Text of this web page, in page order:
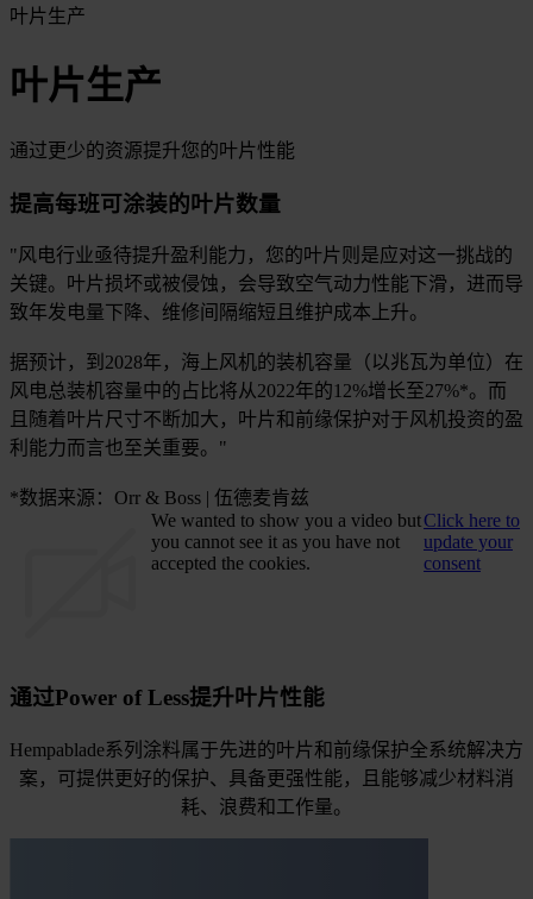
叶片生产
叶片生产
通过更少的资源提升您的叶片性能
提高每班可涂装的叶片数量
"风电行业亟待提升盈利能力，您的叶片则是应对这一挑战的
关键。叶片损坏或被侵蚀，会导致空气动力性能下滑，进而导
致年发电量下降、维修间隔缩短且维护成本上升。
据预计，到2028年，海上风机的装机容量（以兆瓦为单位）在
风电总装机容量中的占比将从2022年的12%增长至27%*。而
且随着叶片尺寸不断加大，叶片和前缘保护对于风机投资的盈
利能力而言也至关重要。"
*数据来源：Orr & Boss | 伍德麦肯兹
We wanted to show you a video but
you cannot see it as you have not
accepted the cookies.
Click here to
update your
consent
通过Power of Less提升叶片性能
Hempablade系列涂料属于先进的叶片和前缘保护全系统解决方
案，可提供更好的保护、具备更强性能，且能够减少材料消
耗、浪费和工作量。